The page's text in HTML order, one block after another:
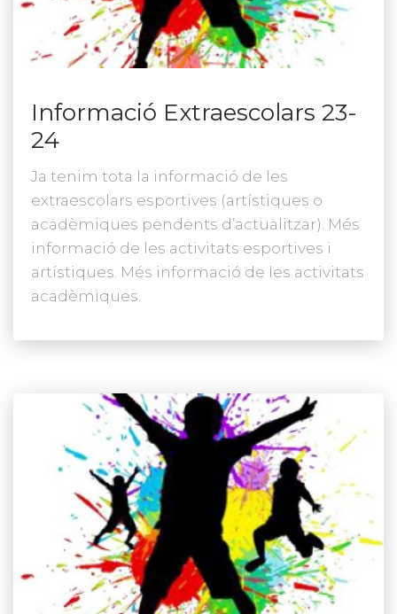
Informació Extraescolars 23-
24
Ja tenim tota la informació de les
extraescolars esportives (artístiques o
acadèmiques pendents d’actualitzar). Més
informació de les activitats esportives i
artístiques. Més informació de les activitats
acadèmiques.